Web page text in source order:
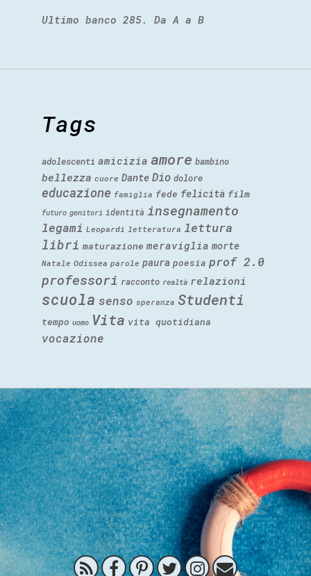
Ultimo banco 285. Da A a B
Tags
adolescenti amicizia amore bambino
bellezza cuore Dante Dio dolore
educazione famiglia fede felicità film
futuro genitori identità insegnamento
legami Leopardi letteratura lettura
libri maturazione meraviglia morte
Natale Odissea parole paura poesia prof 2.0
professori racconto realtà relazioni
scuola senso speranza Studenti
tempo uomo Vita vita quotidiana
vocazione